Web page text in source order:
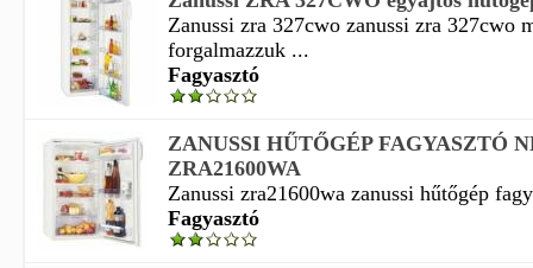
Zanussi zra 327cwo zanussi zra 327cwo
forgalmazzuk ...
Fagyasztó
ZANUSSI HŰTŐGÉP FAGYASZTÓ
ZRA21600WA
Zanussi zra21600wa zanussi hűtőgép
Fagyasztó